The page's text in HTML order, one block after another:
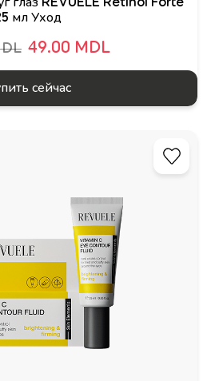
мл Уход
49.00 MDL
сейчас